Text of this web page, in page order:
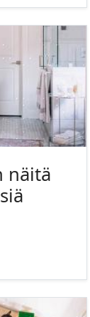
näitä